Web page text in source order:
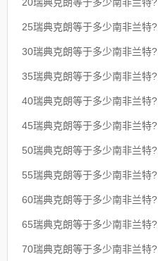
20瑞典克朗等于多少南非兰特?
25瑞典克朗等于多少南非兰特?
30瑞典克朗等于多少南非兰特?
35瑞典克朗等于多少南非兰特?
40瑞典克朗等于多少南非兰特?
45瑞典克朗等于多少南非兰特?
50瑞典克朗等于多少南非兰特?
55瑞典克朗等于多少南非兰特?
60瑞典克朗等于多少南非兰特?
65瑞典克朗等于多少南非兰特?
70瑞典克朗等于多少南非兰特?